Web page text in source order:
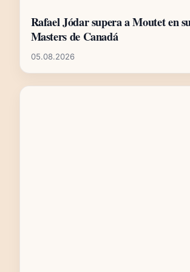
Rafael Jódar supera a Moutet en
Masters de Canadá
05.08.2026